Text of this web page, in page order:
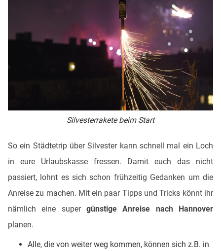
Silvesterrakete beim Start
So ein Städtetrip über Silvester kann schnell mal ein Loch
in eure Urlaubskasse fressen. Damit euch das nicht
passiert, lohnt es sich schon frühzeitig Gedanken um die
Anreise zu machen. Mit ein paar Tipps und Tricks könnt ihr
nämlich eine super günstige Anreise nach Hannover
planen.
Alle, die von weiter weg kommen, können sich z.B. in